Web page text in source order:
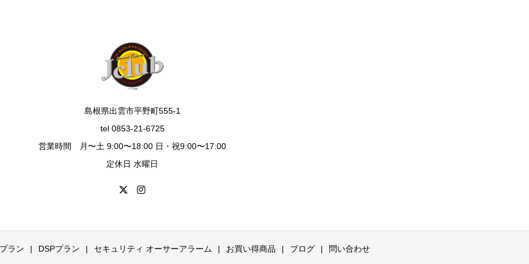
島根県出雲市平野町555-1
tel 0853-21-6725
営業時間 月〜土 9:00〜18:00 日・祝9:00〜17:00
定休日 水曜日
ラン DSPプラン セキュリティ オーサーアラーム お買い得商品 ブログ 問い合わせ